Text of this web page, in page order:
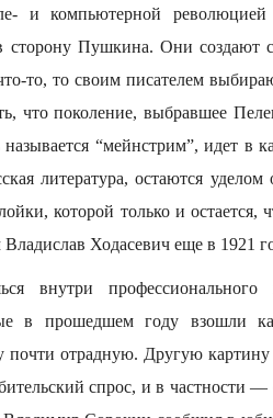
и компьютерной
сторону Пушкина. Они создают
то, то своим писателем
что поколение, выбравшее
“мейнстрим”, идет в
литература, остаются уделом
которой только и остается,
Ходасевич еще в 1921
внутри
в прошедшем году взошли
отрадную. Другую картину
спрос, и в частности